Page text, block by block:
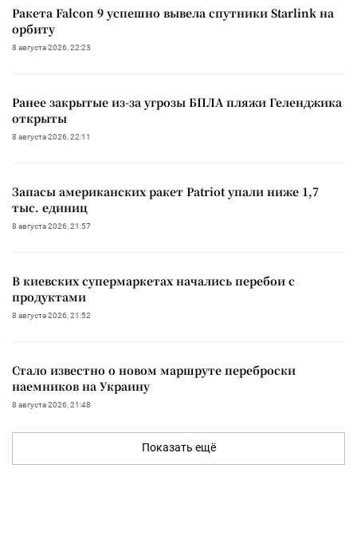
Ракета Falcon 9 успешно вывела спутники Starlink на
орбиту
8 августа 2026, 22:23
Ранее закрытые из-за угрозы БПЛА пляжи Геленджика
открыты
8 августа 2026, 22:11
Запасы американских ракет Patriot упали ниже 1,7
тыс. единиц
8 августа 2026, 21:57
В киевских супермаркетах начались перебои с
продуктами
8 августа 2026, 21:52
Стало известно о новом маршруте переброски
наемников на Украину
8 августа 2026, 21:48
Показать ещё